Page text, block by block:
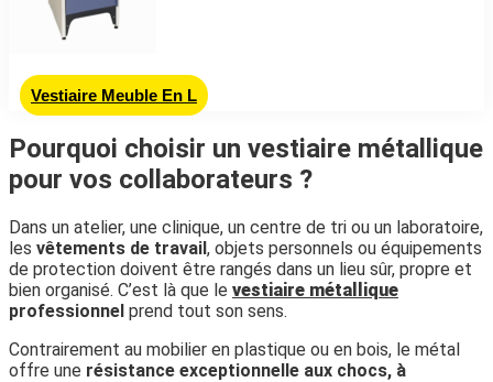
Vestiaire Meuble En L
Pourquoi choisir un vestiaire métallique
pour vos collaborateurs ?
Dans un atelier, une clinique, un centre de tri ou un laboratoire,
les vêtements de travail, objets personnels ou équipements
de protection doivent être rangés dans un lieu sûr, propre et
bien organisé. C’est là que le vestiaire métallique
professionnel prend tout son sens.
Contrairement au mobilier en plastique ou en bois, le métal
offre une résistance exceptionnelle aux chocs, à